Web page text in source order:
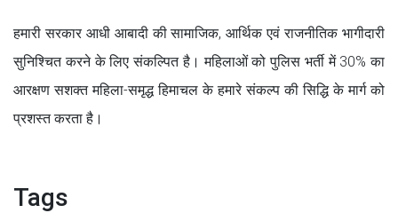
हमारी सरकार आधी आबादी की सामाजिक, आर्थिक एवं राजनीतिक भागीदारी
सुनिश्चित करने के लिए संकल्पित है। महिलाओं को पुलिस भर्ती में 30% का
आरक्षण सशक्त महिला-समृद्ध हिमाचल के हमारे संकल्प की सिद्धि के मार्ग को
प्रशस्त करता है।
Tags